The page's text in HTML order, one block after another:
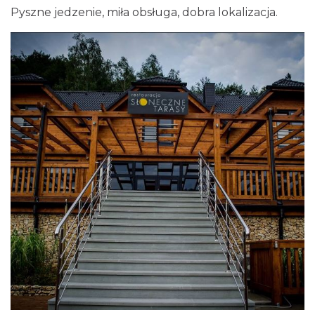
Pyszne jedzenie, miła obsługa, dobra lokalizacja.